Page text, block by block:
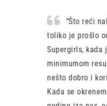
“Što reći
toliko je prošlo
Supergirls, kada
minimumom
nešto dobro i
Kada se